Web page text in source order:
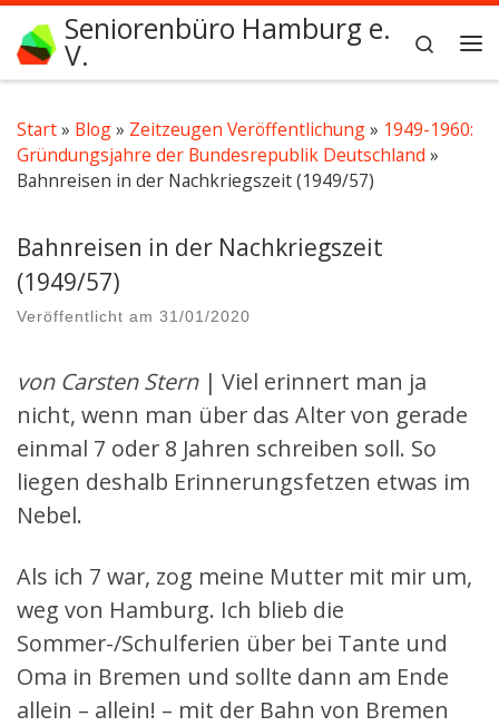
Zum Inhalt springen
Seniorenbüro Hamburg e.
V.
Search
Start» Blog» Zeitzeugen Veröffentlichung» 1949-1960:
Gründungsjahre der Bundesrepublik Deutschland »
Bahnreisen in der Nachkriegszeit (1949/57)
Bahnreisen in der Nachkriegszeit
(1949/57)
Veröffentlicht am 31/01/2020
von Carsten Stern| Viel erinnert man ja
nicht, wenn man über das Alter von gerade
einmal 7 oder 8 Jahren schreiben soll. So
liegen deshalb Erinnerungsfetzen etwas im
Nebel.
Als ich 7 war, zog meine Mutter mit mir um,
weg von Hamburg. Ich blieb die
Sommer-/Schulferien über bei Tante und
Oma in Bremen und sollte dann am Ende
allein – allein! – mit der Bahn von Bremen